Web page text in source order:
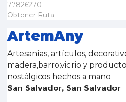
77826270
Obtener Ruta
ArtemAny
Artesanías, artículos,
madera,barro,vidrio y
nostálgicos hechos a mano
San Salvador, San Salvador